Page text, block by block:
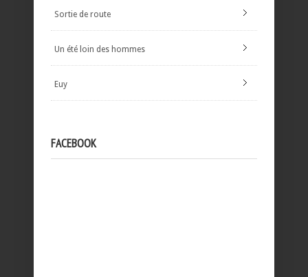
Sortie de route
Un été loin des hommes
Euy
FACEBOOK